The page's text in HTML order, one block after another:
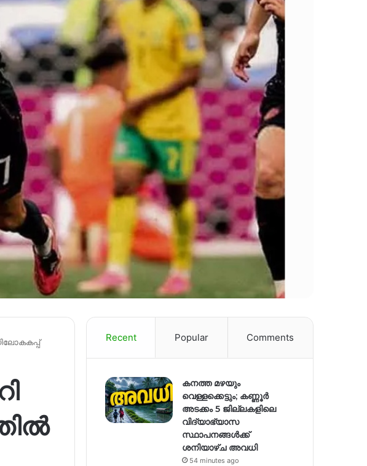
Recent Popular Comments
കനത്ത മഴയും
വെള്ളക്കെട്ടും; കണ്ണൂർ
അടക്കം 5 ജില്ലകളിലെ
വിദ്യാഭ്യാസ
സ്ഥാപനങ്ങള്‍ക്ക്
ശനിയാഴ്ച അവധി
54 minutes ago